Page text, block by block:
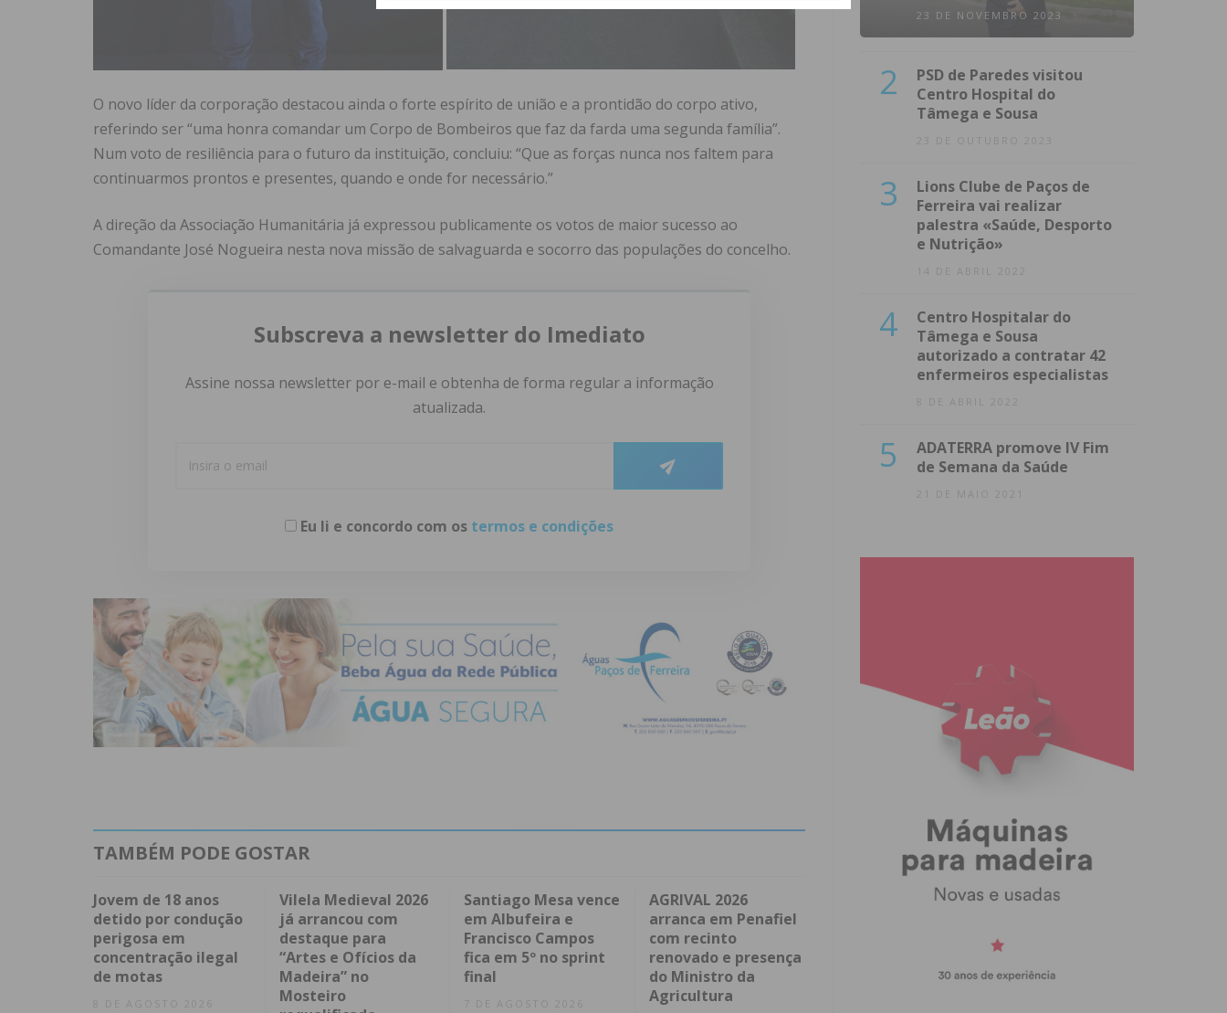
O novo líder da corporação destacou ainda o forte espírito de união e a prontidão do corpo ativo,
referindo ser “uma honra comandar um Corpo de Bombeiros que faz da farda uma segunda família”.
Num voto de resiliência para o futuro da instituição, concluiu: “Que as forças nunca nos faltem para
continuarmos prontos e presentes, quando e onde for necessário.”
A direção da Associação Humanitária já expressou publicamente os votos de maior sucesso ao
Comandante José Nogueira nesta nova missão de salvaguarda e socorro das populações do concelho.
Subscreva a newsletter do Imediato
Assine nossa newsletter por e-mail e obtenha de forma regular a informação
atualizada.
Eu li e concordo com os termos e condições
TAMBÉM PODE GOSTAR
Jovem de 18 anos
detido por condução
perigosa em
concentração ilegal
de motas
8 DE AGOSTO 2026
Vilela Medieval 2026
já arrancou com
destaque para
“Artes e Ofícios da
Madeira” no
Mosteiro
Santiago Mesa vence
em Albufeira e
Francisco Campos
fica em 5º no sprint
final
7 DE AGOSTO 2026
AGRIVAL 2026
arranca em Penafiel
com recinto
renovado e presença
do Ministro da
Agricultura
23 DE NOVEMBRO 2023
2
PSD de Paredes visitou
Centro Hospital do
Tâmega e Sousa
23 DE OUTUBRO 2023
3
Lions Clube de Paços de
Ferreira vai realizar
palestra «Saúde, Desporto
e Nutrição»
14 DE ABRIL 2022
4
Centro Hospitalar do
Tâmega e Sousa
autorizado a contratar 42
enfermeiros especialistas
8 DE ABRIL 2022
5
ADATERRA promove IV Fim
de Semana da Saúde
21 DE MAIO 2021